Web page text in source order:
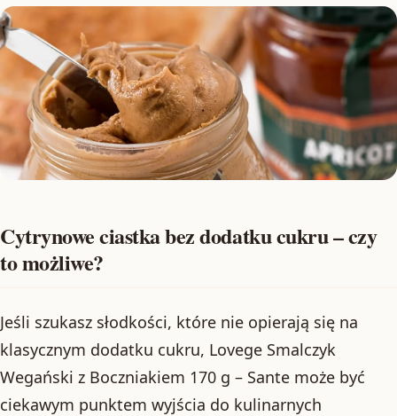
Cytrynowe ciastka bez dodatku cukru – czy
to możliwe?
Jeśli szukasz słodkości, które nie opierają się na
klasycznym dodatku cukru, Lovege Smalczyk
Wegański z Boczniakiem 170 g – Sante może być
ciekawym punktem wyjścia do kulinarnych